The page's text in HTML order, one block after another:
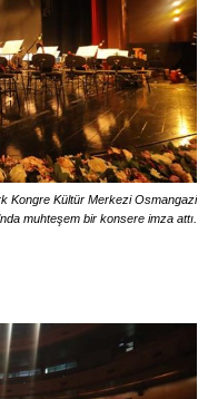
Kongre Kültür Merkezi Osmangazi
muhteşem bir konsere imza attı.